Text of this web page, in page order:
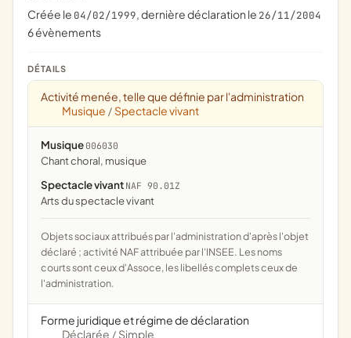
Créée le 04/02/1999, dernière déclaration le 26/11/2004
6 évènements
DÉTAILS
Activité menée, telle que définie par l'administration
Musique / Spectacle vivant
Musique 006030
chant choral, musique
Spectacle vivant NAF 90.01Z
Arts du spectacle vivant
Objets sociaux attribués par l'administration d'après l'objet
déclaré ; activité NAF attribuée par l'INSEE. Les noms
courts sont ceux d'Assoce, les libellés complets ceux de
l'administration.
Forme juridique et régime de déclaration
Déclarée / Simple